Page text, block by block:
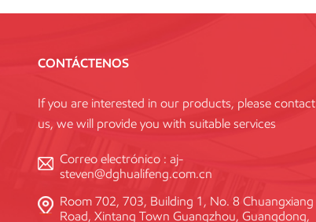
en polvo para la
Andamio Layher Ring
resistencia Q345
estándar
CONTÁCTENOS
If you are interested in our products, please contact
us, we will provide you with suitable services
Correo electrónico : aj-
steven@dghualifeng.com.cn
Room 702, 703, Building 1, No. 8 Chuangxiang
Road, Xintang Town Guangzhou, Guangdong,